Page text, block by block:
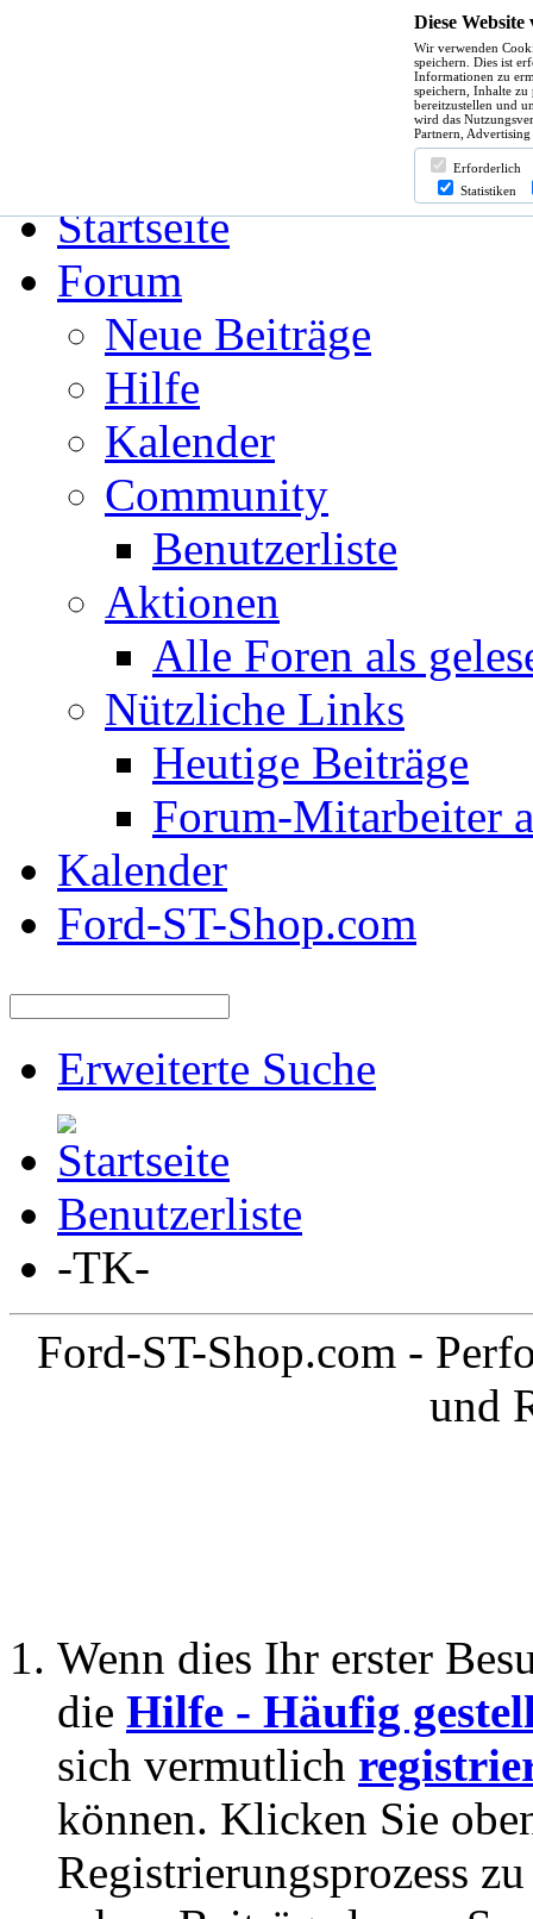
Startseite
Forum
Neue Beiträge
Hilfe
Kalender
Community
Benutzerliste
Aktionen
Alle Foren als
Nützliche Links
Heutige Beiträge
Forum-Mitarbeiter
Kalender
Ford-ST-Shop.com
Erweiterte Suche
Benutzerliste
-TK-
Ford-ST-Shop.com -
und
Wenn dies Ihr erster
die Hilfe - Häufig
sich vermutlich
können. Klicken Sie
Registrierungsprozess
Diese
Wir verwenden
speichern. Dies ist
Informationen zu
speichern, Inhalte
bereitzustellen und
wird das
Partnern,
Erforderlich
Statistiken